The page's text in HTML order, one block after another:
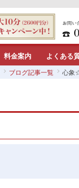
料金案内 よくある
ブログ記事一覧 心象